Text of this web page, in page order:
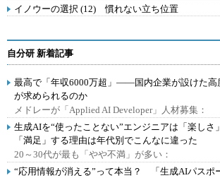
イノウーの選択 (12) 慣れない立ち位置
自分研 新着記事
最高で「年収6000万超」――国内企業が設けた
が求められるのか
メドレーが「Applied AI Developer」人材募集：
生成AIを“使ったことない”エンジニアは「楽し
「満足」する理由は年代別でこんなに違った
20～30代が最も「やや不満」が多い：
“応用情報が消える”って本当？ 「生成AIパス